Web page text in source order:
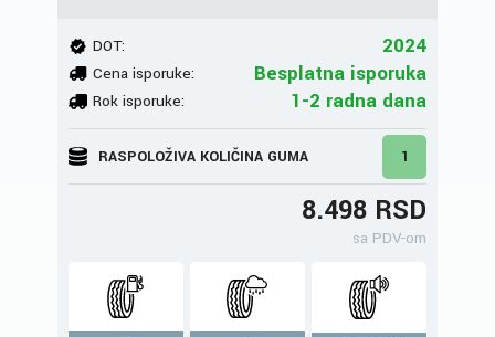
DOT: 2024
Cena isporuke: Besplatna isporuka
Rok isporuke: 1-2 radna dana
RASPOLOŽIVA KOLIČINA GUMA 1
8.498 RSD
sa PDV-om